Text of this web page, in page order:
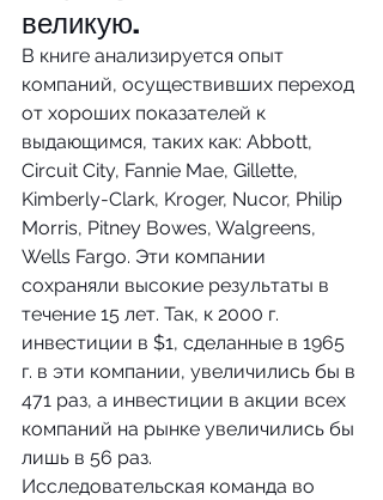
великую.
В книге анализируется опыт
компаний, осуществивших переход
от хороших показателей к
выдающимся, таких как: Abbott,
Circuit City, Fannie Mae, Gillette,
Kimberly-Clark, Kroger, Nucor, Philip
Morris, Pitney Bowes, Walgreens,
Wells Fargo. Эти компании
сохраняли высокие результаты в
течение 15 лет. Так, к 2000 г.
инвестиции в $1, сделанные в 1965
г. в эти компании, увеличились бы в
471 раз, а инвестиции в акции всех
компаний на рынке увеличились бы
лишь в 56 раз.
Исследовательская команда во